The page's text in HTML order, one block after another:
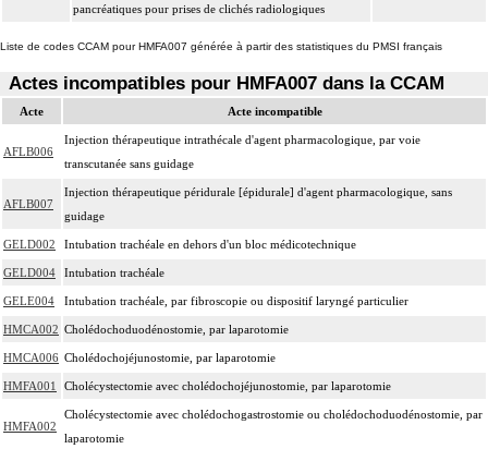
pancréatiques pour prises de clichés radiologiques
Liste de codes CCAM pour HMFA007 générée à partir des statistiques du PMSI français
Actes incompatibles pour HMFA007 dans la CCAM
Acte Acte incompatible
AFLB006
Injection thérapeutique intrathécale d'agent pharmacologique, par voie
transcutanée sans guidage
AFLB007
Injection thérapeutique péridurale [épidurale] d'agent pharmacologique, sans
guidage
GELD002 Intubation trachéale en dehors d'un bloc médicotechnique
GELD004 Intubation trachéale
GELE004 Intubation trachéale, par fibroscopie ou dispositif laryngé particulier
HMCA002 Cholédochoduodénostomie, par laparotomie
HMCA006 Cholédochojéjunostomie, par laparotomie
HMFA001 Cholécystectomie avec cholédochojéjunostomie, par laparotomie
HMFA002
Cholécystectomie avec cholédochogastrostomie ou cholédochoduodénostomie, par
laparotomie